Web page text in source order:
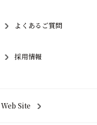
よくあるご質問
採用情報
Site